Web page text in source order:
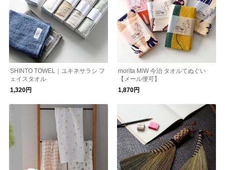
SHINTO TOWEL｜ユキネサラシ フ
ェイスタオル
1,320円
morita MiW 今治 タオルてぬぐい
【メール便可】
1,870円